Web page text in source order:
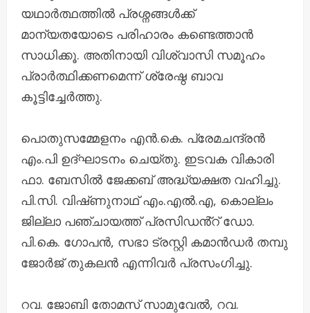
യഥാർത്ഥത്തിൽ പ്രശ്നങ്ങൾക്ക്
മാന്യതയോടെ പരിഹാരം കണ്ടെത്താൻ
സാധിക്കൂ. അതിനായി വിശ്വാസി സമൂഹം
പ്രാർത്ഥിക്കണമെന്ന് ശ്രേഷ്ഠ ബാവ
കൂട്ടിച്ചേർത്തു.
പൊതുസമ്മേളനം എൻ.കെ. പ്രേമചന്ദ്രൻ
എം.പി ഉദ്ഘാടനം ചെയ്തു. ഇടവക വികാരി
ഫാ. ബേസിൽ ജേക്കബ് അദ്ധ്യക്ഷത വഹിച്ചു.
പി.സി. വിഷ്‌ണുനാഥ് എം.എൽ.എ, കൊല്ലം
ജില്ലാ പഞ്ചായത്ത് പ്രസിഡൻ്റ് ഡോ.
പി.കെ. ഗോപൻ, സഭാ ട്രസ്റ്റി കമാൻഡർ തമ്പു
ജോർജ് തുകലൻ എന്നിവർ പ്രസംഗിച്ചു.
റവ. ജോബി തോമസ് സാമുവേൽ, റവ.